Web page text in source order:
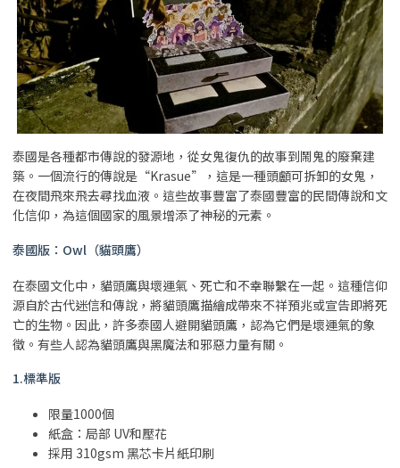
泰國是各種都市傳說的發源地，從女鬼復仇的故事到鬧鬼的廢棄建
築。一個流行的傳說是“Krasue”，這是一種頭顱可拆卸的女鬼，
在夜間飛來飛去尋找血液。這些故事豐富了泰國豐富的民間傳說和文
化信仰，為這個國家的風景增添了神秘的元素。
泰國版：Owl（貓頭鷹）
在泰國文化中，貓頭鷹與壞運氣、死亡和不幸聯繫在一起。這種信仰
源自於古代迷信和傳說，將貓頭鷹描繪成帶來不祥預兆或宣告即將死
亡的生物。因此，許多泰國人避開貓頭鷹，認為它們是壞運氣的象
徵。有些人認為貓頭鷹與黑魔法和邪惡力量有關。
1.標準版
限量1000個
紙盒：局部 UV和壓花
採用 310gsm 黑芯卡片紙印刷